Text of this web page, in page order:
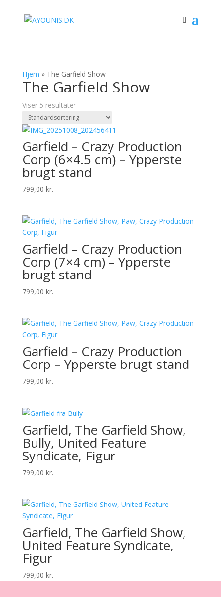
Hjem » The Garfield Show
The Garfield Show
Viser 5 resultater
Garfield – Crazy Production
Corp (6×4.5 cm) – Ypperste
brugt stand
799,00 kr.
Garfield – Crazy Production
Corp (7×4 cm) – Ypperste
brugt stand
799,00 kr.
Garfield – Crazy Production
Corp – Ypperste brugt stand
799,00 kr.
Garfield, The Garfield Show,
Bully, United Feature
Syndicate, Figur
799,00 kr.
Garfield, The Garfield Show,
United Feature Syndicate,
Figur
799,00 kr.